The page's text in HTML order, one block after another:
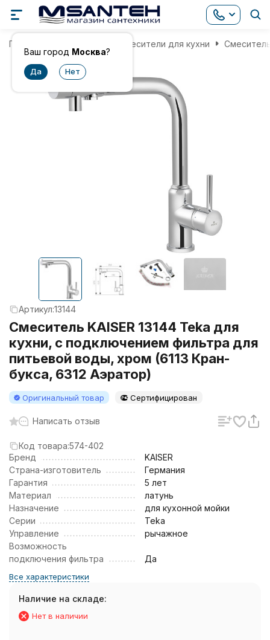
Ваш город Москва?
Главная Смесители для кухни
Артикул:13144
Смеситель KAISER 13144 Teka для
кухни, с подключением фильтра для
питьевой воды, хром (6113 Кран-
букса, 6312 Аэратор)
Оригинальный товар Сертифицирован
Написать отзыв
Код товара:574-402
Бренд
KAISER
Страна-изготовитель
Германия
Гарантия
5 лет
Материал
латунь
Назначение
для кухонной мойки
Серии
Teka
Управление
рычажное
Возможность
подключения фильтра
Да
Все характеристики
Наличие на складе:
Нет в наличии